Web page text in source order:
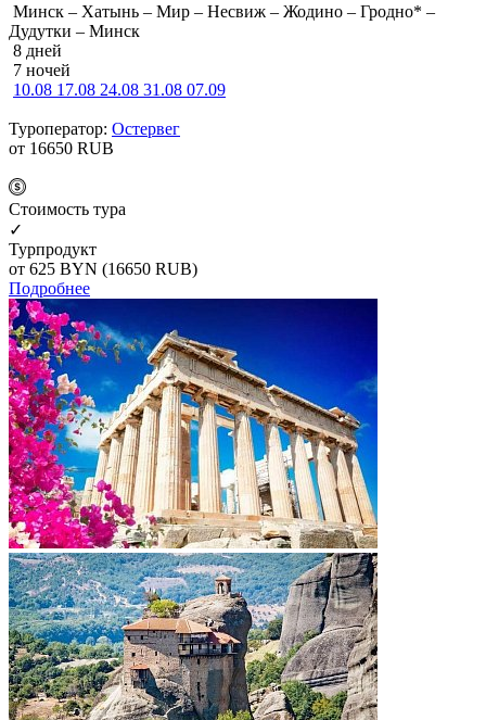
Минск – Хатынь – Мир – Несвиж – Жодино – Гродно* –
Дудутки – Минск
8 дней
7 ночей
10.08 17.08 24.08 31.08 07.09
Туроператор: Остервег
от 16650 RUB
Cтоимость тура
✓
Турпродукт
от 625 BYN (16650 RUB)
Подробнее